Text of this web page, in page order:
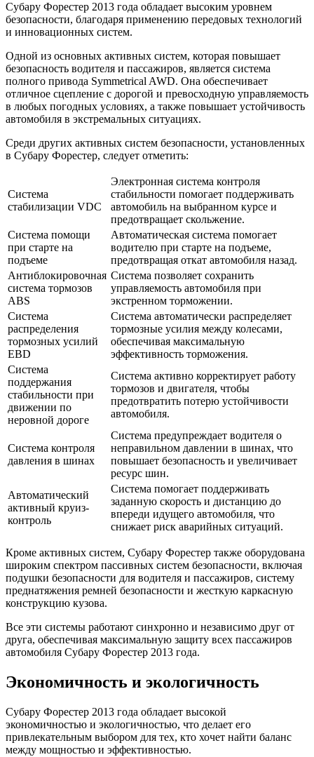
Субару Форестер 2013 года обладает высоким уровнем
безопасности, благодаря применению передовых технологий
и инновационных систем.
Одной из основных активных систем, которая повышает
безопасность водителя и пассажиров, является система
полного привода Symmetrical AWD. Она обеспечивает
отличное сцепление с дорогой и превосходную управляемость
в любых погодных условиях, а также повышает устойчивость
автомобиля в экстремальных ситуациях.
Среди других активных систем безопасности, установленных
в Субару Форестер, следует отметить:
Система
стабилизации VDC
Электронная система контроля
стабильности помогает поддерживать
автомобиль на выбранном курсе и
предотвращает скольжение.
Система помощи
при старте на
подъеме
Автоматическая система помогает
водителю при старте на подъеме,
предотвращая откат автомобиля назад.
Антиблокировочная
система тормозов
ABS
Система позволяет сохранить
управляемость автомобиля при
экстренном торможении.
Система
распределения
тормозных усилий
EBD
Система автоматически распределяет
тормозные усилия между колесами,
обеспечивая максимальную
эффективность торможения.
Система
поддержания
стабильности при
движении по
неровной дороге
Система активно корректирует работу
тормозов и двигателя, чтобы
предотвратить потерю устойчивости
автомобиля.
Система контроля
давления в шинах
Система предупреждает водителя о
неправильном давлении в шинах, что
повышает безопасность и увеличивает
ресурс шин.
Автоматический
активный круиз-
контроль
Система помогает поддерживать
заданную скорость и дистанцию до
впереди идущего автомобиля, что
снижает риск аварийных ситуаций.
Кроме активных систем, Субару Форестер также оборудована
широким спектром пассивных систем безопасности, включая
подушки безопасности для водителя и пассажиров, систему
преднатяжения ремней безопасности и жесткую каркасную
конструкцию кузова.
Все эти системы работают синхронно и независимо друг от
друга, обеспечивая максимальную защиту всех пассажиров
автомобиля Субару Форестер 2013 года.
Экономичность и экологичность
Субару Форестер 2013 года обладает высокой
экономичностью и экологичностью, что делает его
привлекательным выбором для тех, кто хочет найти баланс
между мощностью и эффективностью.